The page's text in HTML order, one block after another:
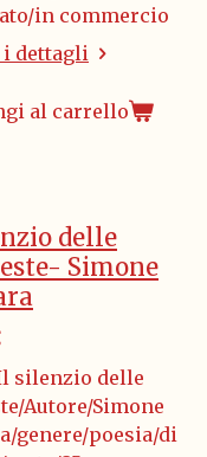
in commercio
i dettagli
al carrello
delle
Simone
silenzio delle
Autore/Simone
genere/poesia/di